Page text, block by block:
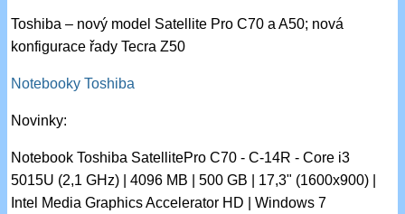
Toshiba – nový model Satellite Pro C70 a A50; nová
konfigurace řady Tecra Z50
Notebooky Toshiba
Novinky:
Notebook Toshiba SatellitePro C70 - C-14R - Core i3
5015U (2,1 GHz) | 4096 MB | 500 GB | 17,3" (1600x900) |
Intel Media Graphics Accelerator HD | Windows 7